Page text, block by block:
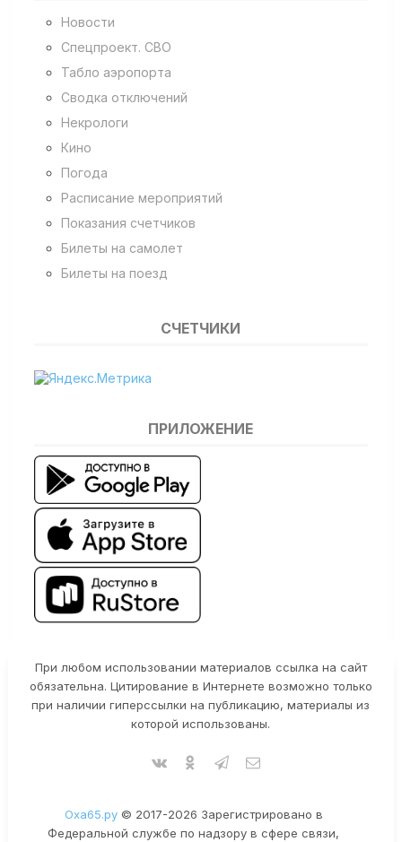
Новости
Спецпроект. СВО
Табло аэропорта
Сводка отключений
Некрологи
Кино
Погода
Расписание мероприятий
Показания счетчиков
Билеты на самолет
Билеты на поезд
СЧЕТЧИКИ
ПРИЛОЖЕНИЕ
При любом использовании материалов ссылка на сайт
обязательна. Цитирование в Интернете возможно только
при наличии гиперссылки на публикацию, материалы из
которой использованы.
Оха65.ру© 2017-2026 Зарегистрировано в
Федеральной службе по надзору в сфере связи,